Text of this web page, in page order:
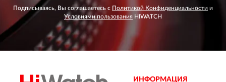
Подписываясь, Вы соглашаетесь с Политикой Конфиденциальности и
Условиями пользования HIWATCH
ИНФОРМАЦИЯ